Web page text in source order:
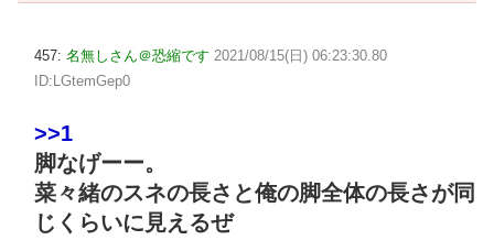
457: 名無しさん＠恐縮です 2021/08/15(日) 06:23:30.80
ID:LGtemGep0
>>1
脚なげーー。
菜々緒のスネの長さと俺の脚全体の長さが同
じくらいに見えるぜ